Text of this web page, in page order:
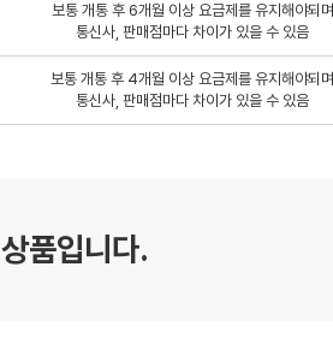
보통 개통 후 6개월 이상 요금제를 유지해야되며
통신사, 판매점마다 차이가 있을 수 있음
보통 개통 후 4개월 이상 요금제를 유지해야되며
통신사, 판매점마다 차이가 있을 수 있음
상품입니다.